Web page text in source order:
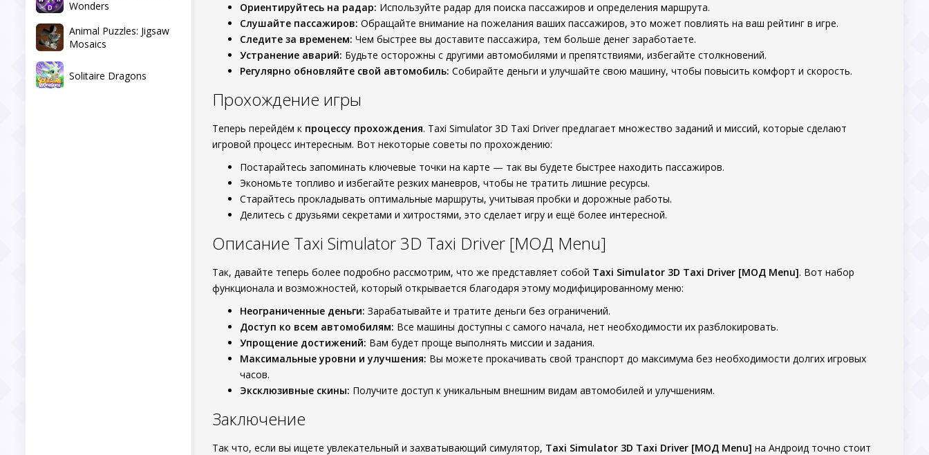
Wonders
Animal Puzzles: Jigsaw
Mosaics
Solitaire Dragons
Ориентируйтесь на радар: Используйте радар для поиска пассажиров и определения маршрута.
Слушайте пассажиров: Обращайте внимание на пожелания ваших пассажиров, это может повлиять на ваш рейтинг в игре.
Следите за временем: Чем быстрее вы доставите пассажира, тем больше денег заработаете.
Устранение аварий: Будьте осторожны с другими автомобилями и препятствиями, избегайте столкновений.
Регулярно обновляйте свой автомобиль: Собирайте деньги и улучшайте свою машину, чтобы повысить комфорт и скорость.
Прохождение игры
Теперь перейдём к процессу прохождения. Taxi Simulator 3D Taxi Driver предлагает множество заданий и миссий, которые сделают
игровой процесс интересным. Вот некоторые советы по прохождению:
Постарайтесь запоминать ключевые точки на карте — так вы будете быстрее находить пассажиров.
Экономьте топливо и избегайте резких маневров, чтобы не тратить лишние ресурсы.
Старайтесь прокладывать оптимальные маршруты, учитывая пробки и дорожные работы.
Делитесь с друзьями секретами и хитростями, это сделает игру и ещё более интересной.
Описание Taxi Simulator 3D Taxi Driver [МОД Menu]
Так, давайте теперь более подробно рассмотрим, что же представляет собой Taxi Simulator 3D Taxi Driver [МОД Menu]. Вот набор
функционала и возможностей, который открывается благодаря этому модифицированному меню:
Неограниченные деньги: Зарабатывайте и тратите деньги без ограничений.
Доступ ко всем автомобилям: Все машины доступны с самого начала, нет необходимости их разблокировать.
Упрощение достижений: Вам будет проще выполнять миссии и задания.
Максимальные уровни и улучшения: Вы можете прокачивать свой транспорт до максимума без необходимости долгих игровых
часов.
Эксклюзивные скины: Получите доступ к уникальным внешним видам автомобилей и улучшениям.
Заключение
Так что, если вы ищете увлекательный и захватывающий симулятор, Taxi Simulator 3D Taxi Driver [МОД Menu] на Андроид точно стоит